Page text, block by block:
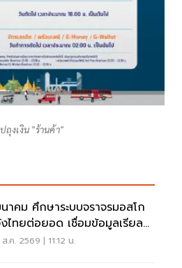
ถุงเงิน "ร้านค้า"
าคม ศึกษาระบบจราจรมอสโก
ไทยต่อยอด เชื่อมข้อมูลเรียล
แก้รถติด
.ค. 2569 | 11:12 น.